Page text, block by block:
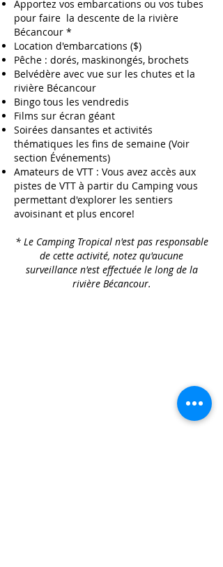
Apportez vos embarcations ou vos tubes
pour faire la descente de la rivière
Bécancour *
Location d'embarcations ($)
Pêche : dorés, maskinongés, brochets
Belvédère avec vue sur les chutes et la
rivière Bécancour
Bingo tous les vendredis
Films sur écran géant
Soirées dansantes et activités
thématiques les fins de semaine (Voir
section Événements)
Amateurs de VTT : Vous avez accès aux
pistes de VTT à partir du Camping vous
permettant d'explorer les sentiers
avoisinant et plus encore!
* Le Camping Tropical n'est pas responsable
de cette activité, notez qu'aucune
surveillance n'est effectuée le long de la
rivière Bécancour.
430 Chemin du Sault-Rouge
Lyster, Québec, G0S 1V0